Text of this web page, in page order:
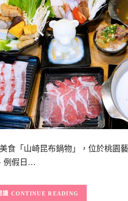
食「山崎昆布鍋物」，位於桃園
例假日…
CONTINUE READING